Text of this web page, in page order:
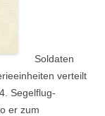
Soldaten
verteilt
Segelflug-
er zum